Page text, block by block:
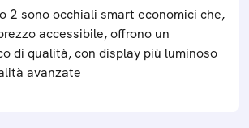
2 sono occhiali smart economici che,
accessibile, offrono un
di qualità, con display più luminoso
avanzate